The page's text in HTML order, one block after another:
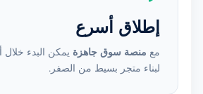
إطلاق أسرع
مع منصة سوق جاهزة يمكن البدء خلال
لبناء متجر بسيط من الصفر.